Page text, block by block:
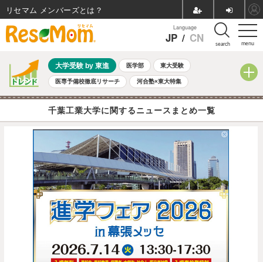
menu
Language
JP / CN search
大学受験 by 東進 医学部 東大受験
医専予備校徹底リサーチ 河合塾×東大特集
親子で考える大学選び 高校受験 中学受験 小学校受験
夏休み 8月開催学校説明会・相談会
自由研究教材（小学生向け） 自由研究教材（中学生向け）
千葉工業大学に関するニュースまとめ一覧
リセマム メンバーズ